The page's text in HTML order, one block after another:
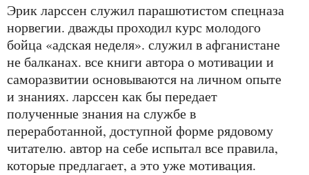
эрик ларссен служил парашютистом спецназа
норвегии. дважды проходил курс молодого
бойца «адская неделя». служил в афганистане
не балканах. все книги автора о мотивации и
саморазвитии основываются на личном опыте
и знаниях. ларссен как бы передает
полученные знания на службе в
переработанной, доступной форме рядовому
читателю. автор на себе испытал все правила,
которые предлагает, а это уже мотивация.